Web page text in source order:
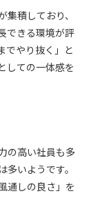
積しており、
できる環境が評
でやり抜く」と
しての一体感を
の高い社員も多
いようです。
通しの良さ」を